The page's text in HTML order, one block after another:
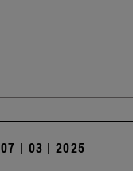
07 | 03 | 2025